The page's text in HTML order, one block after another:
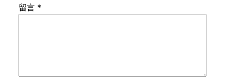
留言 *